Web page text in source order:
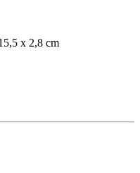
x 2,8 cm